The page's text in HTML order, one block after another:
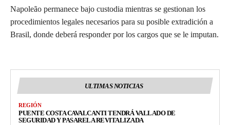
Napoleão permanece bajo custodia mientras se gestionan los
procedimientos legales necesarios para su posible extradición a
Brasil, donde deberá responder por los cargos que se le imputan.
ULTIMAS NOTICIAS
REGIÓN
PUENTE COSTA CAVALCANTI TENDRÁ VALLADO DE
SEGURIDAD Y PASARELA REVITALIZADA